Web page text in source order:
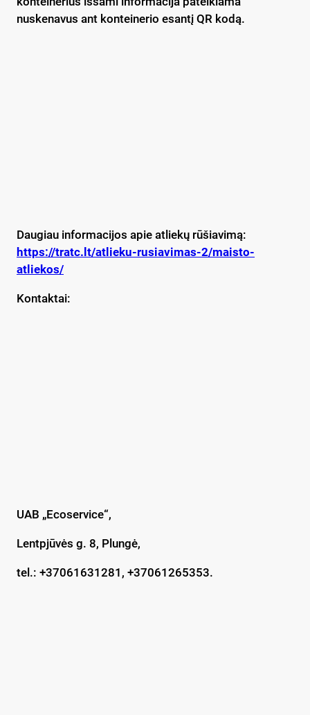
nuskenavus ant konteinerio esantį QR kodą.
Daugiau informacijos apie atliekų rūšiavimą:
https://tratc.lt/atlieku-rusiavimas-2/maisto-
atliekos/
Kontaktai:
UAB „Ecoservice“,
Lentpjūvės g. 8, Plungė,
tel.: +37061631281, +37061265353.